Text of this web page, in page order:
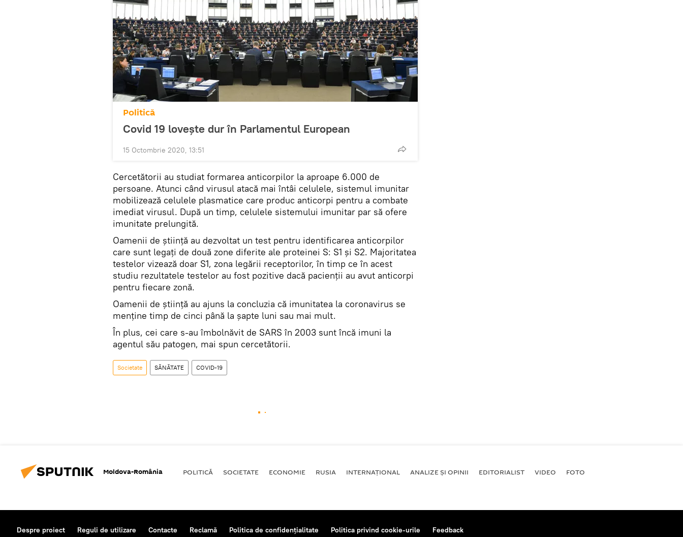
Politică
Covid 19 lovește dur în Parlamentul European
15 Octombrie 2020, 13:51
Cercetătorii au studiat formarea anticorpilor la aproape 6.000 de
persoane. Atunci când virusul atacă mai întâi celulele, sistemul imunitar
mobilizează celulele plasmatice care produc anticorpi pentru a combate
imediat virusul. După un timp, celulele sistemului imunitar par să ofere
imunitate prelungită.
Oamenii de știință au dezvoltat un test pentru identificarea anticorpilor
care sunt legați de două zone diferite ale proteinei S: S1 și S2. Majoritatea
testelor vizează doar S1, zona legării receptorilor, în timp ce în acest
studiu rezultatele testelor au fost pozitive dacă pacienții au avut anticorpi
pentru fiecare zonă.
Oamenii de știință au ajuns la concluzia că imunitatea la coronavirus se
menţine timp de cinci până la șapte luni sau mai mult.
În plus, cei care s-au îmbolnăvit de SARS în 2003 sunt încă imuni la
agentul său patogen, mai spun cercetătorii.
Societate SĂNĂTATE COVID-19
Moldova-România POLITICĂ SOCIETATE ECONOMIE RUSIA INTERNAŢIONAL ANALIZE ȘI OPINII EDITORIALIST VIDEO FOTO
Despre proiect Reguli de utilizare Contacte Reclamă Politica de confidențialitate Politica privind cookie-urile Feedback